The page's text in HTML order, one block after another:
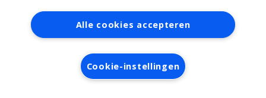
Contact Account aanvragen
Inloggen
RAI bestanden
Privacy
Algemene
voorwaarden
Verwerkersovereenkomst
Alle cookies accepteren
Cookie-instellingen